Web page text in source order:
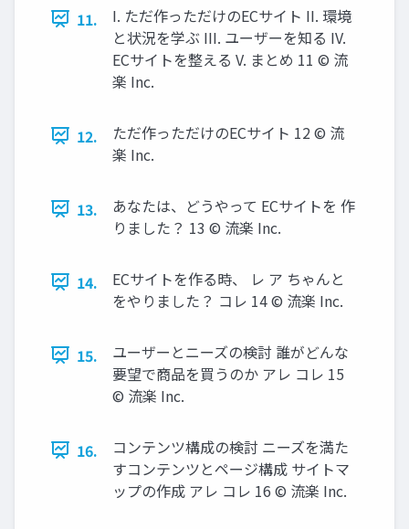
11.
I. ただ作っただけのECサイト II. 環境
と状況を学ぶ III. ユーザーを知る IV.
ECサイトを整える V. まとめ 11 © 流
楽 Inc.
12.
ただ作っただけのECサイト 12 © 流
楽 Inc.
13.
あなたは、どうやって ECサイトを 作
りました？ 13 © 流楽 Inc.
14.
ECサイトを作る時、 レ ア ちゃんと
をやりました？ コレ 14 © 流楽 Inc.
15.
ユーザーとニーズの検討 誰がどんな
要望で商品を買うのか アレ コレ 15
© 流楽 Inc.
16.
コンテンツ構成の検討 ニーズを満た
すコンテンツとページ構成 サイトマ
ップの作成 アレ コレ 16 © 流楽 Inc.